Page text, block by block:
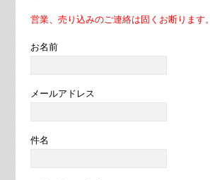
営業、売り込みのご連絡は固くお断ります。
お名前
メールアドレス
件名